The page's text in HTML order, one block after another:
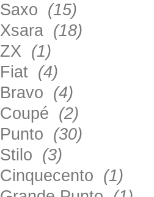
Saxo (15)
Xsara (18)
ZX (1)
Fiat (4)
Bravo (4)
Coupé (2)
Punto (30)
Stilo (3)
Cinquecento (1)